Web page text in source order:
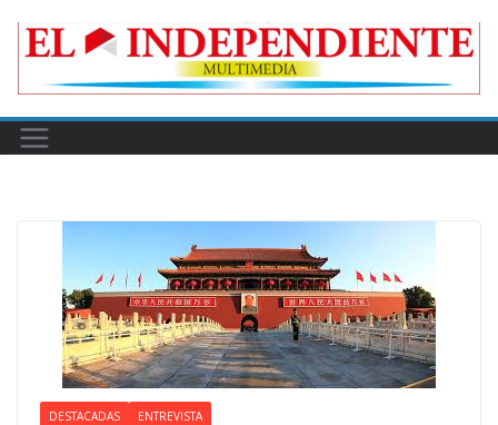
DESTACADAS ENTREVISTA